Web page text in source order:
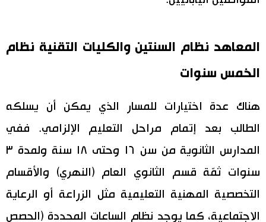
المعاهد نظام السنتين والكليات التقنية نظام
الخمس سنوات
هناك عدة اختيارات للمسار الذي يمكن أن يسلكه
الطالب بعد إتمام مراحل التعليم الإلزامي. ففي
المدارس الثانوية من سن ١٦ وحتى ١٨ سنة ولمدة ٣
سنوات ثمّة قسم الثانوي العام (النهري) والأقسام
التخصصية المهنية التعليمية مثل الزراعة أو الرعاية
الاجتماعية، كما يوجد نظام الساعات المحددة (الحصص